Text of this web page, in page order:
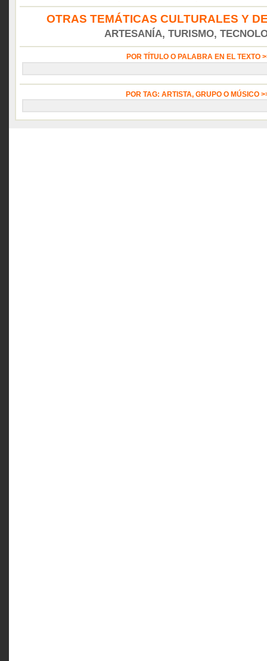
OTRAS TEMÁTICAS CULTURALES Y
ARTESANÍA, TURISMO,
POR TÍTULO O PALABRA EN EL TEXTO
POR TAG: ARTISTA, GRUPO O MÚSICO